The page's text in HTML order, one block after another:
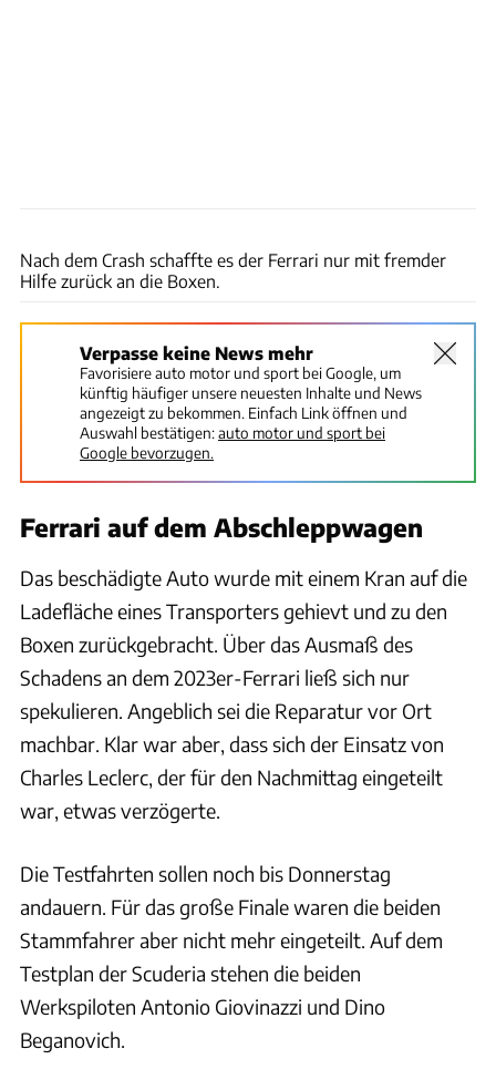
Nach dem Crash schaffte es der Ferrari nur mit fremder
Hilfe zurück an die Boxen.
Verpasse keine News mehr
Favorisiere auto motor und sport bei Google, um
künftig häufiger unsere neuesten Inhalte und News
angezeigt zu bekommen. Einfach Link öffnen und
Auswahl bestätigen:auto motor und sport bei
Google bevorzugen.
Ferrari auf dem Abschleppwagen
Das beschädigte Auto wurde mit einem Kran auf die
Ladefläche eines Transporters gehievt und zu den
Boxen zurückgebracht. Über das Ausmaß des
Schadens an dem 2023er-Ferrari ließ sich nur
spekulieren. Angeblich sei die Reparatur vor Ort
machbar. Klar war aber, dass sich der Einsatz von
Charles Leclerc, der für den Nachmittag eingeteilt
war, etwas verzögerte.
Die Testfahrten sollen noch bis Donnerstag
andauern. Für das große Finale waren die beiden
Stammfahrer aber nicht mehr eingeteilt. Auf dem
Testplan der Scuderia stehen die beiden
Werkspiloten Antonio Giovinazzi und Dino
Beganovich.